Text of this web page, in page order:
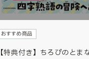
おすすめ商品
【特典付き】ちろぴのとま